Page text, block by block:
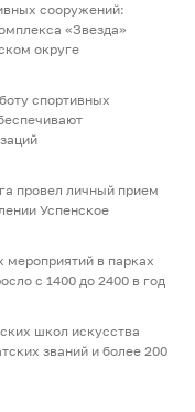
сооружений:
«Звезда»
округе
спортивных
провел личный прием
Успенское
мероприятий в парках
с 1400 до 2400 в год
школ искусства
званий и более 200